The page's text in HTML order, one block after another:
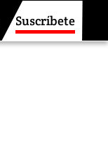
Suscríbete